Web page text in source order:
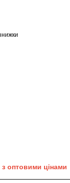
оптовими цінами